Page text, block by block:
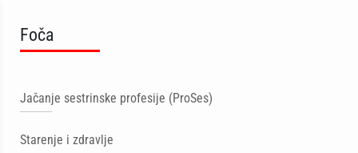
Foča
Jačanje sestrinske profesije (ProSes)
Starenje i zdravlje